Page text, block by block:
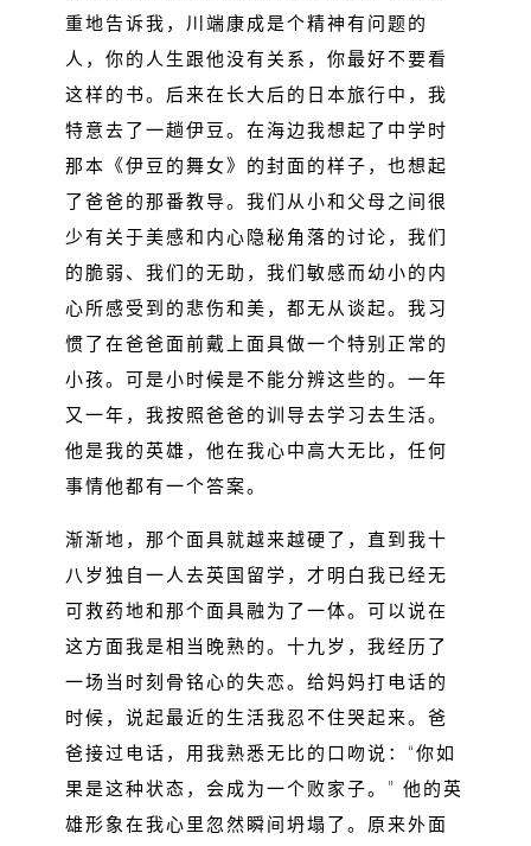
重地告诉我，川端康成是个精神有问题的
人，你的人生跟他没有关系，你最好不要看
这样的书。后来在长大后的日本旅行中，我
特意去了一趟伊豆。在海边我想起了中学时
那本《伊豆的舞女》的封面的样子，也想起
了爸爸的那番教导。我们从小和父母之间很
少有关于美感和内心隐秘角落的讨论，我们
的脆弱、我们的无助，我们敏感而幼小的内
心所感受到的悲伤和美，都无从谈起。我习
惯了在爸爸面前戴上面具做一个特别正常的
小孩。可是小时候是不能分辨这些的。一年
又一年，我按照爸爸的训导去学习去生活。
他是我的英雄，他在我心中高大无比，任何
事情他都有一个答案。
渐渐地，那个面具就越来越硬了，直到我十
八岁独自一人去英国留学，才明白我已经无
可救药地和那个面具融为了一体。可以说在
这方面我是相当晚熟的。十九岁，我经历了
一场当时刻骨铭心的失恋。给妈妈打电话的
时候，说起最近的生活我忍不住哭起来。爸
爸接过电话，用我熟悉无比的口吻说：“你如
果是这种状态，会成为一个败家子。” 他的英
雄形象在我心里忽然瞬间坍塌了。原来外面